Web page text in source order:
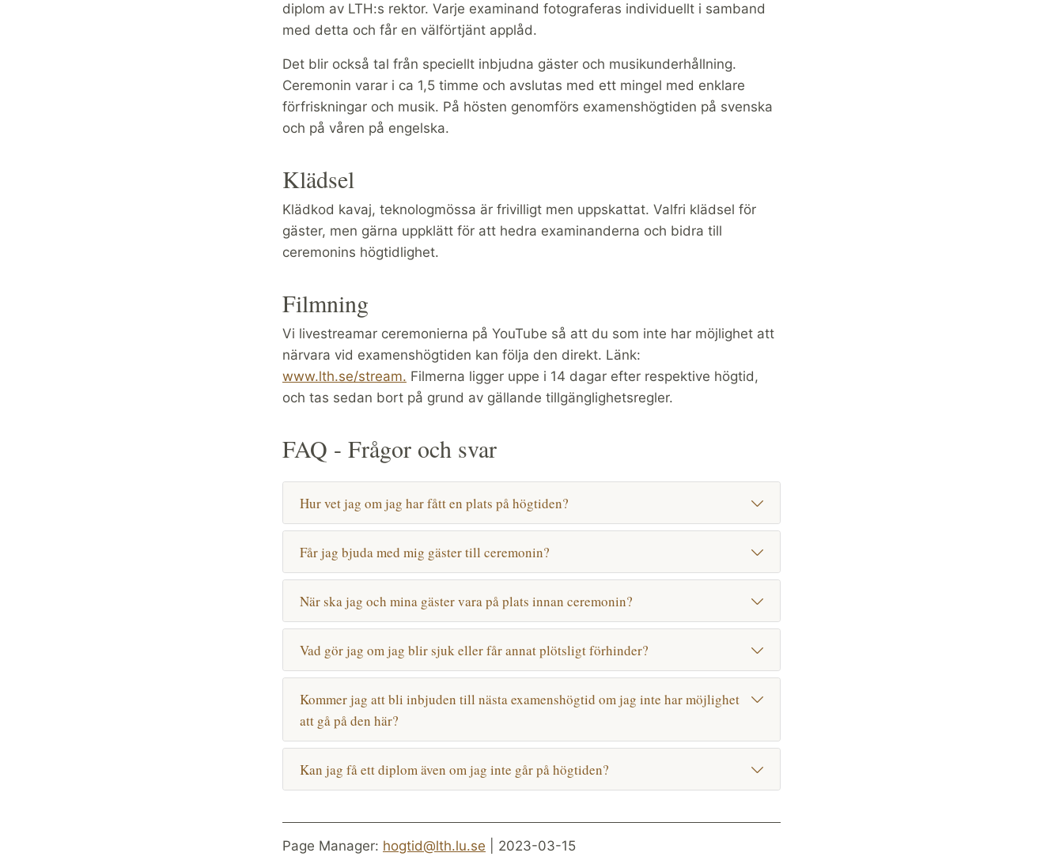
diplom av LTH:s rektor. Varje examinand fotograferas individuellt i samband
med detta och får en välförtjänt applåd.
Det blir också tal från speciellt inbjudna gäster och musikunderhållning.
Ceremonin varar i ca 1,5 timme och avslutas med ett mingel med enklare
förfriskningar och musik. På hösten genomförs examenshögtiden på svenska
och på våren på engelska.
Klädsel
Klädkod kavaj, teknologmössa är frivilligt men uppskattat. Valfri klädsel för
gäster, men gärna uppklätt för att hedra examinanderna och bidra till
ceremonins högtidlighet.
Filmning
Vi livestreamar ceremonierna på YouTube så att du som inte har möjlighet att
närvara vid examenshögtiden kan följa den direkt. Länk:
www.lth.se/stream. Filmerna ligger uppe i 14 dagar efter respektive högtid,
och tas sedan bort på grund av gällande tillgänglighetsregler.
FAQ - Frågor och svar
Hur vet jag om jag har fått en plats på högtiden?
Får jag bjuda med mig gäster till ceremonin?
När ska jag och mina gäster vara på plats innan ceremonin?
Vad gör jag om jag blir sjuk eller får annat plötsligt förhinder?
Kommer jag att bli inbjuden till nästa examenshögtid om jag inte har möjlighet
att gå på den här?
Kan jag få ett diplom även om jag inte går på högtiden?
Page Manager: hogtid@lth.lu.se | 2023-03-15